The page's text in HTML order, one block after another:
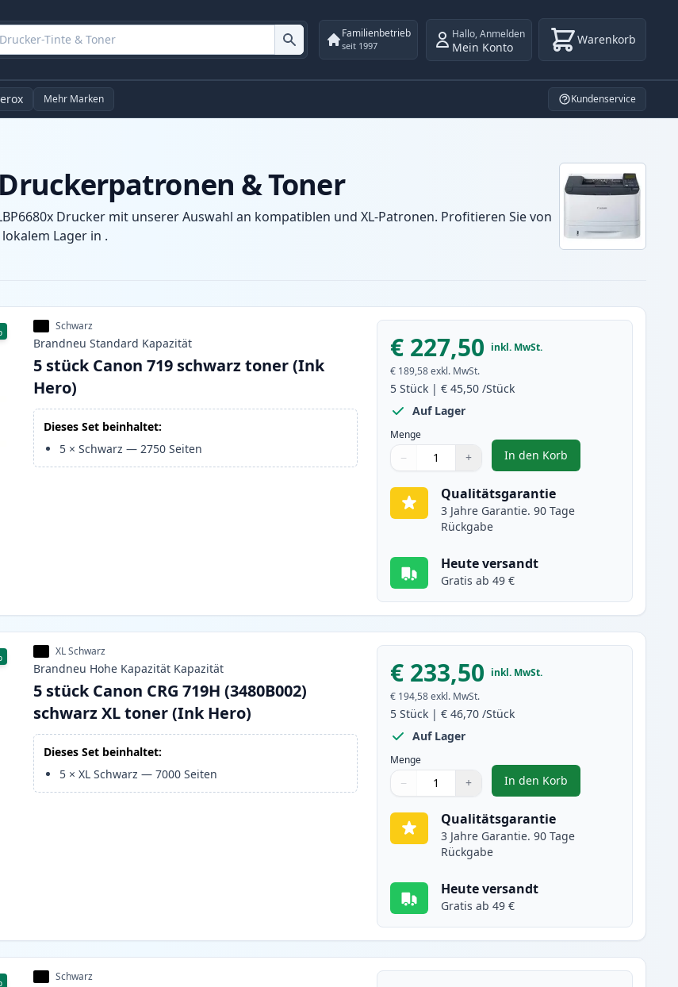
Familienbetrieb
seit 1997
Hallo,Anmelden
Mein Konto Warenkorb
Mehr Marken Kundenservice
Druckerpatronen & Toner
Drucker mit unserer Auswahl an kompatiblen und XL-Patronen. Profitieren Sie von
Lager in .
Schwarz
Brandneu Standard Kapazität
5 stück Canon 719 schwarz toner (Ink
Hero)
Dieses Set beinhaltet:
5 ×Schwarz —2750 Seiten
€ 227,50 inkl. MwSt.
€ 189,58 exkl. MwSt.
5 Stück |€ 45,50 /Stück
Auf Lager
Menge
Menge
Verwenden Sie die Tasten, um anzupassen
− +
Menge 1
In den Korb
, 5 stück Canon 719
Qualitätsgarantie
3 Jahre Garantie. 90 Tage
Rückgabe
Heute versandt
Gratis ab 49 €
XL Schwarz
Brandneu Hohe Kapazität Kapazität
5 stück Canon CRG 719H (3480B002)
schwarz XL toner (Ink Hero)
Dieses Set beinhaltet:
5 ×XL Schwarz —7000 Seiten
€ 233,50 inkl. MwSt.
€ 194,58 exkl. MwSt.
5 Stück |€ 46,70 /Stück
Auf Lager
Menge
Menge
Verwenden Sie die Tasten, um anzupassen
− +
Menge 1
In den Korb
, 5 stück Canon CRG
Qualitätsgarantie
3 Jahre Garantie. 90 Tage
Rückgabe
Heute versandt
Gratis ab 49 €
Schwarz